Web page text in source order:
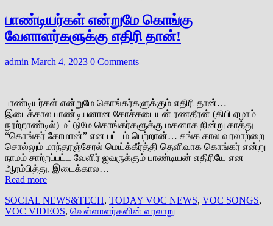
பாண்டியர்கள் என்றுமே கொங்கு
வேளாளர்களுக்கு எதிரி தான்!
admin March 4, 2023 0 Comments
பாண்டியர்கள் என்றுமே கொங்கர்களுக்கும் எதிரி தான்…
இடைக்கால பாண்டியனான கோச்சடையன் ரணதீரன் (கிபி ஏழாம்
நூற்றாண்டில்) மட்டுமே கொங்கர்களுக்கு மகனாக நின்று காத்து
“கொங்கர் கோமான்” என பட்டம் பெற்றான்… சங்க கால வரலாற்றை
சொல்லும் மாந்தரஞ்சேரல் மெய்க்கீர்த்தி தெளிவாக கொங்கர் என்று
நாமம் சாற்றப்பட்ட வேளிர் ஐவருக்கும் பாண்டியன் எதிரியே என
ஆரம்பித்து, இடைக்கால…
Read more
SOCIAL NEWS&TECH, TODAY VOC NEWS, VOC SONGS,
VOC VIDEOS, வெள்ளாளர்களின் வரலாறு